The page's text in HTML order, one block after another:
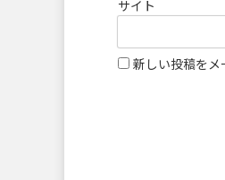
サイト
新しい投稿をメ